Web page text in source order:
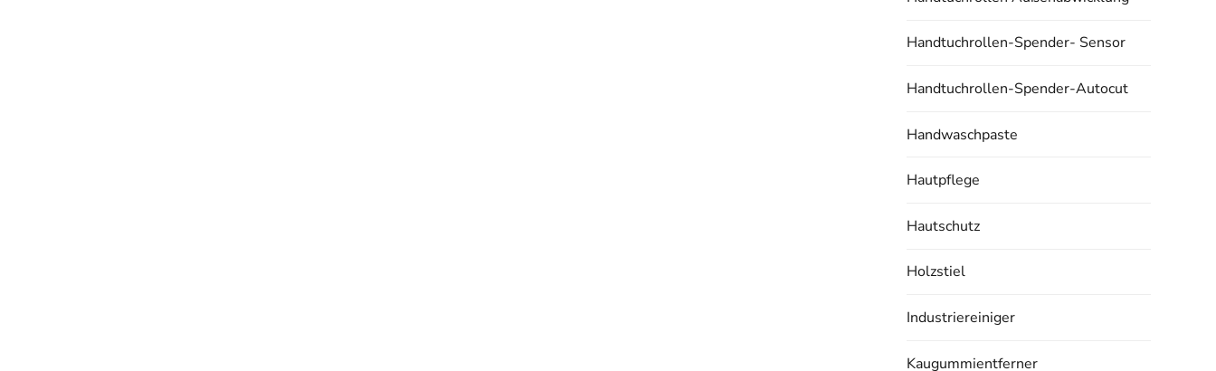
Handtuchrollen-Spender- Sensor
Handtuchrollen-Spender-Autocut
Handwaschpaste
Hautpflege
Hautschutz
Holzstiel
Industriereiniger
Kaugummientferner